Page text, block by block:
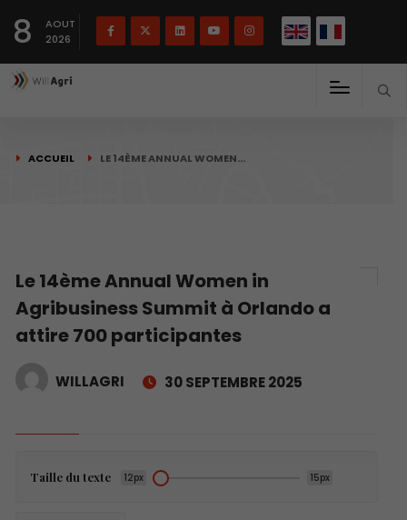
8
AOUT
2026
ACCUEIL LE 14ÈME ANNUAL WOMEN…
Le 14ème Annual Women in
Agribusiness Summit à Orlando a
attire 700 participantes
WILLAGRI 30 SEPTEMBRE 2025
Taille du texte 12px 15px
Français English(English)